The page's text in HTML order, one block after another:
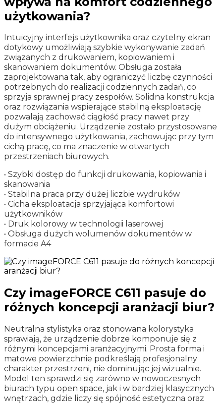
użytkowania?
Intuicyjny interfejs użytkownika oraz czytelny ekran
dotykowy umożliwiają szybkie wykonywanie zadań
związanych z drukowaniem, kopiowaniem i
skanowaniem dokumentów. Obsługa została
zaprojektowana tak, aby ograniczyć liczbę czynności
potrzebnych do realizacji codziennych zadań, co
sprzyja sprawnej pracy zespołów. Solidna konstrukcja
oraz rozwiązania wspierające stabilną eksploatację
pozwalają zachować ciągłość pracy nawet przy
dużym obciążeniu. Urządzenie zostało przystosowane
do intensywnego użytkowania, zachowując przy tym
cichą pracę, co ma znaczenie w otwartych
przestrzeniach biurowych.
• Szybki dostęp do funkcji drukowania, kopiowania i
skanowania
• Stabilna praca przy dużej liczbie wydruków
• Cicha eksploatacja sprzyjająca komfortowi
użytkowników
• Druk kolorowy w technologii laserowej
• Obsługa dużych wolumenów dokumentów w
formacie A4
Czy imageFORCE C611 pasuje do
różnych koncepcji aranżacji biur?
Neutralna stylistyka oraz stonowana kolorystyka
sprawiają, że urządzenie dobrze komponuje się z
różnymi koncepcjami aranżacyjnymi. Prosta forma i
matowe powierzchnie podkreślają profesjonalny
charakter przestrzeni, nie dominując jej wizualnie.
Model ten sprawdzi się zarówno w nowoczesnych
biurach typu open space, jak i w bardziej klasycznych
wnętrzach, gdzie liczy się spójność estetyczna oraz